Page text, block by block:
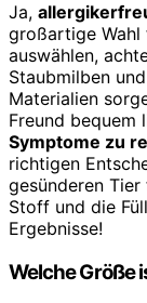
Ja,
großartige Wahl
auswählen,
Staubmilben
Materialien
Freund bequem
Symptome zu
richtigen
gesünderen
Stoff und die
Ergebnisse!
Welche Größe